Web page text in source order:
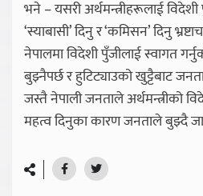
भने – यसरी अर्थमन्त्रीहरूलाई
‘स्याबासी’ दिनु र ‘कमिसन’ दिनु
नेपालमा विदेशी पुँजीलाई स्वागत
बुझ्नैपर्छ र हुटिट्याउको खुट्टैबाट
जस्तै नेपाली जनताले अर्थमन्त्रीको
महत्व दिनुका कारण जनताले बुझ्दै